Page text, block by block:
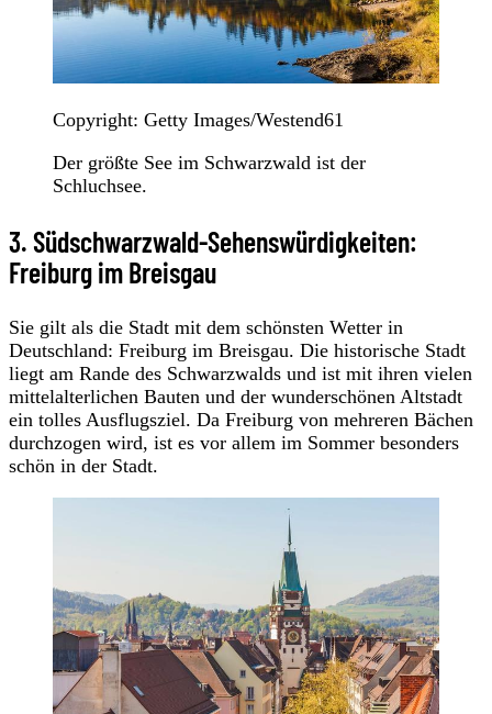
Copyright: Getty Images/Westend61
Der größte See im Schwarzwald ist der
Schluchsee.
3. Südschwarzwald-Sehenswürdigkeiten:
Freiburg im Breisgau
Sie gilt als die Stadt mit dem schönsten Wetter in
Deutschland: Freiburg im Breisgau. Die historische Stadt
liegt am Rande des Schwarzwalds und ist mit ihren vielen
mittelalterlichen Bauten und der wunderschönen Altstadt
ein tolles Ausflugsziel. Da Freiburg von mehreren Bächen
durchzogen wird, ist es vor allem im Sommer besonders
schön in der Stadt.